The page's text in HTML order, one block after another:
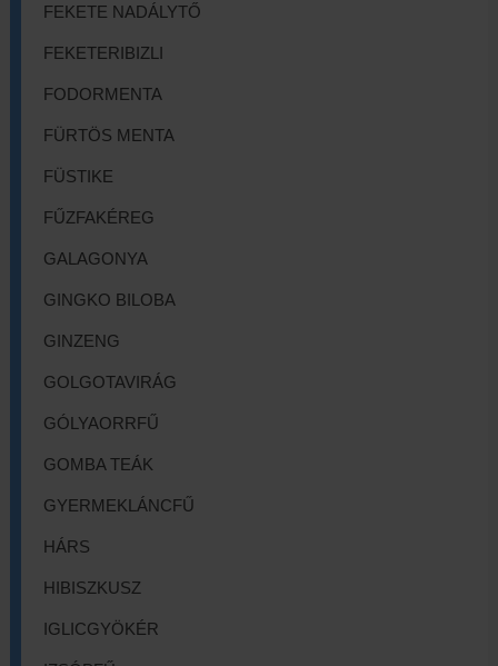
FEKETE NADÁLYTŐ
FEKETERIBIZLI
FODORMENTA
FÜRTÖS MENTA
FÜSTIKE
FŰZFAKÉREG
GALAGONYA
GINGKO BILOBA
GINZENG
GOLGOTAVIRÁG
GÓLYAORRFŰ
GOMBA TEÁK
GYERMEKLÁNCFŰ
HÁRS
HIBISZKUSZ
IGLICGYÖKÉR